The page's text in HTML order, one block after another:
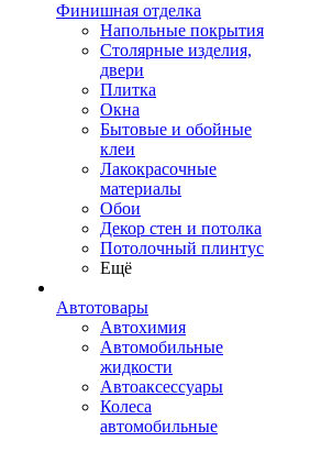
Финишная отделка
Напольные покрытия
Столярные изделия,
двери
Плитка
Окна
Бытовые и обойные
клеи
Лакокрасочные
материалы
Обои
Декор стен и потолка
Потолочный плинтус
Ещё
Автотовары
Автохимия
Автомобильные
жидкости
Автоаксессуары
Колеса
автомобильные